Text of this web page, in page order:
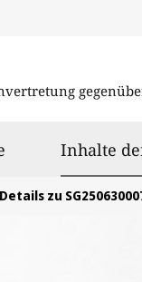
Inhalte
Details zu